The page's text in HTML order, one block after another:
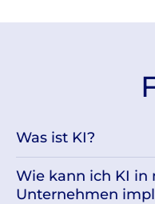
Was ist KI?
Wie kann ich KI in
Unternehmen